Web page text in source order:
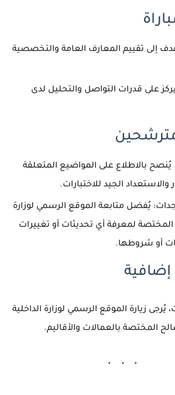
إلى تقييم المعارف العامة والتخصصية
على قدرات التواصل والتحليل لدى
: يُنصح بالاطلاع على المواضيع المتعلقة
الجيد للاختبارات.
: يُفضل متابعة الموقع الرسمي لوزارة
المختصة لمعرفة أي تحديثات أو تغييرات
أو شروطها.
يُرجى زيارة الموقع الرسمي لوزارة الداخلية
المختصة بالعمالات والأقاليم.